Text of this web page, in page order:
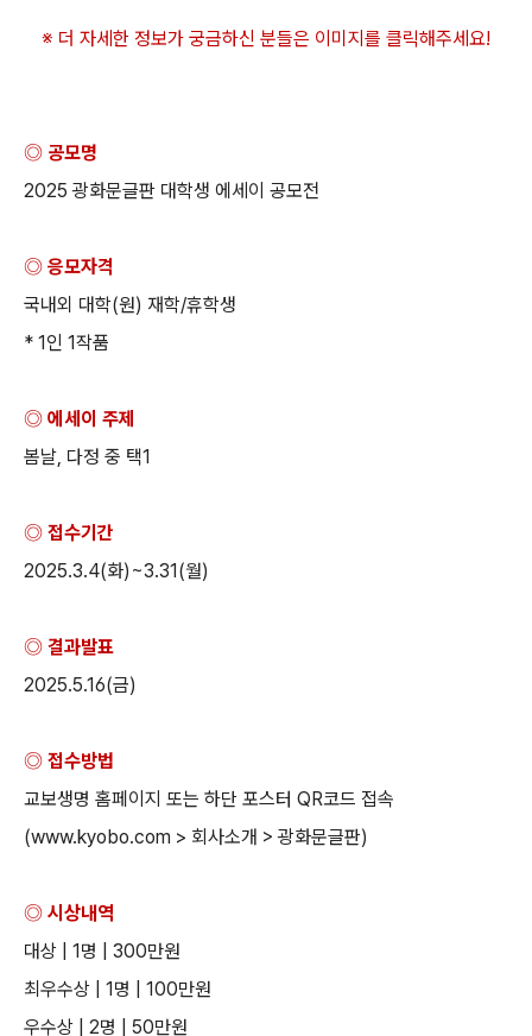
※ 더 자세한 정보가 궁금하신 분들은 이미지를 클릭해주세요!
◎ 공모명
2025광화문글판 대학생 에세이 공모전
◎ 응모자격
국내외 대학(원) 재학/휴학생
* 1인 1작품
◎ 에세이 주제
봄날, 다정 중 택1
◎ 접수기간
2025.3.4(화)~3.31(월)
◎ 결과발표
2025.5.16(금)
◎ 접수방법
교보생명 홈페이지 또는 하단 포스터 QR코드 접속
(www.kyobo.com > 회사소개 >광화문글판)
◎ 시상내역
대상 | 1명 | 300만원
최우수상 | 1명 | 100만원
우수상 | 2명 | 50만원